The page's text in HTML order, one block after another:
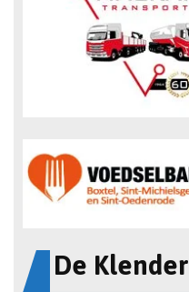
De Klender